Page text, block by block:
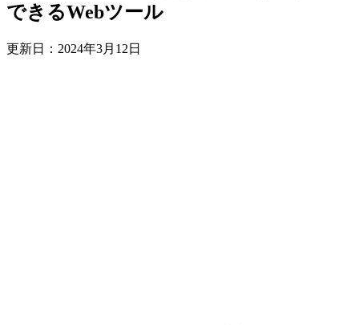
できるWebツール
更新日： 2024年3月12日